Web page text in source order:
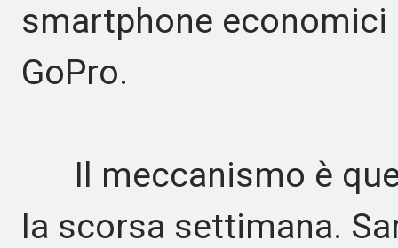
smartphone
GoPro.
Il meccanismo è
la scorsa settimana.